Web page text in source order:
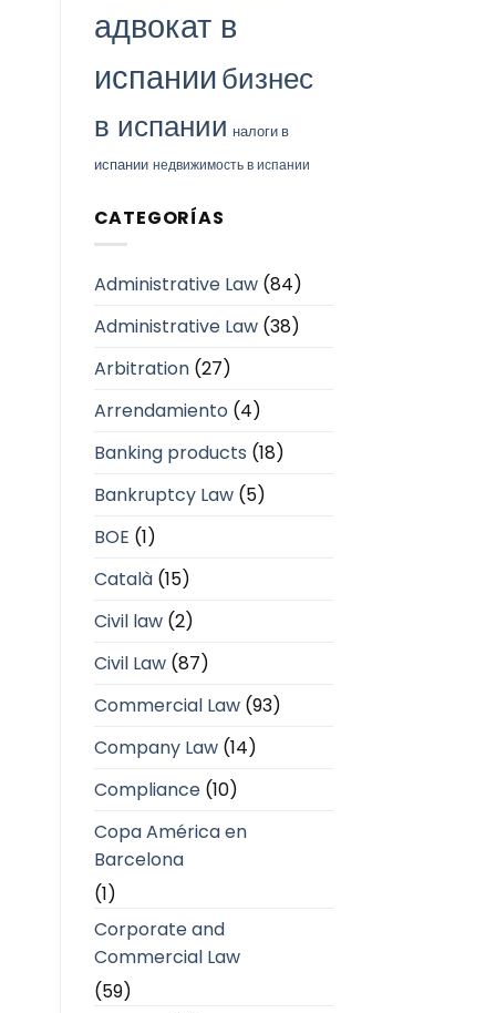
адвокат в
испаниибизнес
в испании налоги в
испании недвижимость в испании
CATEGORÍAS
Administrative Law(84)
Administrative Law(38)
Arbitration(27)
Arrendamiento (4)
Banking products (18)
Bankruptcy Law(5)
BOE (1)
Català(15)
Civil law(2)
Civil Law(87)
Commercial Law(93)
Company Law(14)
Compliance(10)
Copa América en
Barcelona
(1)
Corporate and
Commercial Law
(59)